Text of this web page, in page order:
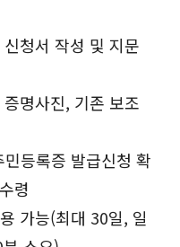
청서 작성 및 지문
명사진, 기존 보조
등록증 발급신청 확
령
가능(최대 30일, 일